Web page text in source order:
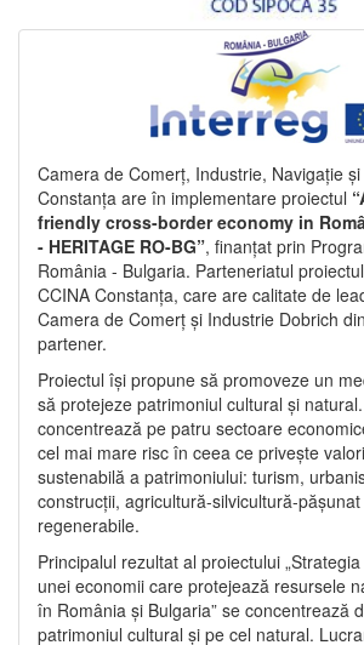
Camera de Comerț, Industrie, Navigație
Constanța are în implementare proiectul
friendly cross-border economy in
- HERITAGE RO-BG”, finanțat prin
România - Bulgaria. Parteneriatul
CCINA Constanța, care are calitate de
Camera de Comerț și Industrie Dobrich
partener.
Proiectul își propune să promoveze un
să protejeze patrimoniul cultural și
concentrează pe patru sectoare
cel mai mare risc în ceea ce privește
sustenabilă a patrimoniului: turism,
construcții, agricultură-silvicultură-
regenerabile.
Principalul rezultat al proiectului
unei economii care protejează resursele
în România și Bulgaria” se concentrează
patrimoniul cultural și pe cel natural.